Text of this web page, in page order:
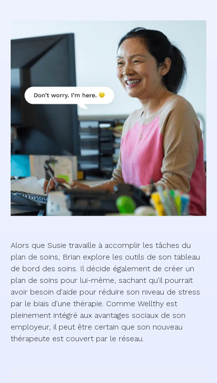
Alors que Susie travaille à accomplir les tâches du
plan de soins, Brian explore les outils de son tableau
de bord des soins. Il décide également de créer un
plan de soins pour lui-même, sachant qu'il pourrait
avoir besoin d'aide pour réduire son niveau de stress
par le biais d'une thérapie. Comme Wellthy est
pleinement intégré aux avantages sociaux de son
employeur, il peut être certain que son nouveau
thérapeute est couvert par le réseau.